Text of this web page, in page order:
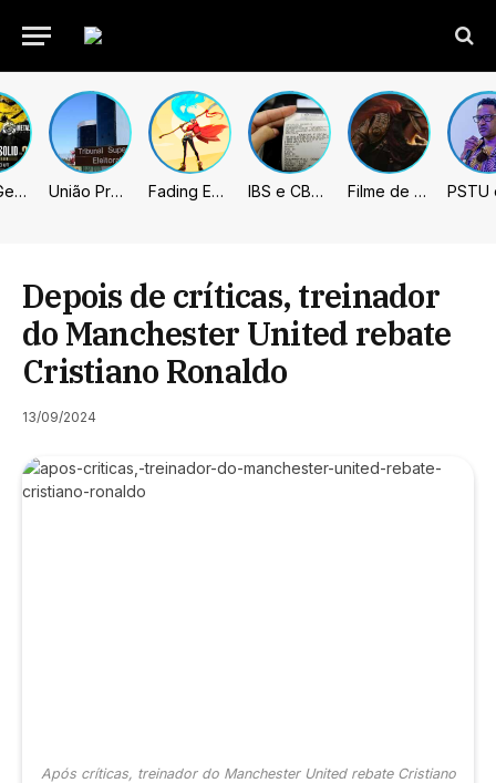
Metal Gear Solid: Master Collection 2 terá legendas e menus em portugues União Progressista e PL terão mais tempo de propaganda eleitoral Fading Echo – Review IBS e CBS necessitarão constar nas notas fiscais com início desta 2ª. Entenda Filme de Elden Ring tem gravações concluídas, mas ainda fica longe do lançamento
Depois de críticas, treinador
do Manchester United rebate
Cristiano Ronaldo
13/09/2024
Após críticas, treinador do Manchester United rebate Cristiano